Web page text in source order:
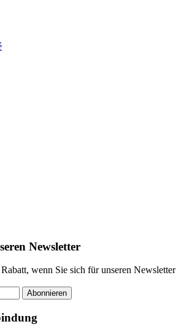
Newsletter
wenn Sie sich für unseren Newsletter
Abonnieren